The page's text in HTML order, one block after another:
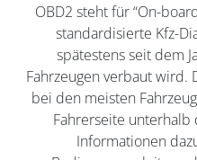
OBD2 steht für “On-
standardisierte Kfz-
spätestens seit dem
Fahrzeugen verbaut wird.
bei den meisten
Fahrerseite unterhalb
Informationen